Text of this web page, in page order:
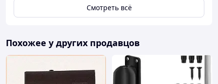
Смотреть всё
Похожее у других продавцов